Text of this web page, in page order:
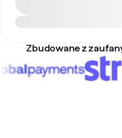
Zbudowane z